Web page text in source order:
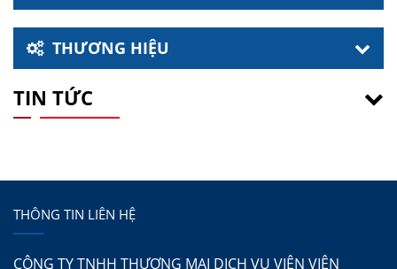
THƯƠNG HIỆU
TIN TỨC
THÔNG TIN LIÊN HỆ
CÔNG TY TNHH THƯƠNG MẠI DỊCH VỤ VIÊN VIÊN